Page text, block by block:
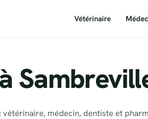
Vétérinaire
médecin, dentiste et